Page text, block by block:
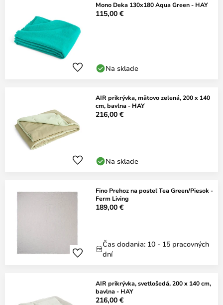
Mono Deka 130x180 Aqua Green - HAY
115,00 €
Na sklade
AIR prikrývka, mätovo zelená, 200 x 140
cm, bavlna - HAY
216,00 €
Na sklade
Fino Prehoz na posteľ Tea Green/Piesok -
Ferm Living
189,00 €
Čas dodania: 10 - 15 pracovných
dní
AIR prikrývka, svetlošedá, 200 x 140 cm,
bavlna - HAY
216,00 €